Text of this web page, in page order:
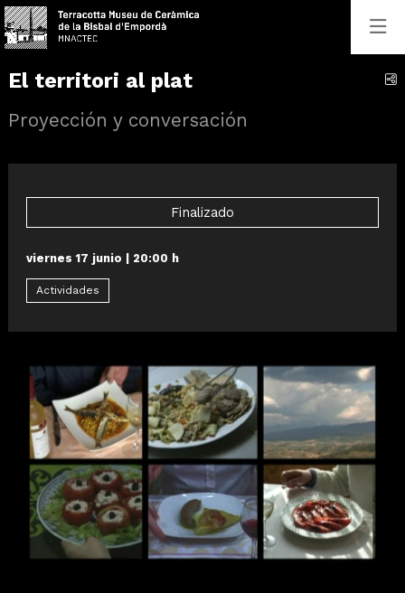
El territori al plat
Proyección y conversación
Finalizado
viernes 17 junio | 20:00 h
Actividades